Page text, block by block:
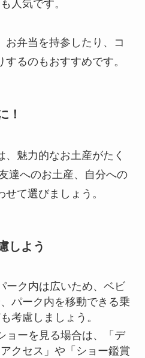
人気です。
お弁当を持参したり、コ
るのもおすすめです。
！
魅力的なお土産がたく
達へのお土産、自分への
て選びましょう。
しよう
ーク内は広いため、ベビ
パーク内を移動できる乗
考慮しましょう。
ョーを見る場合は、「デ
クセス」や「ショー鑑賞